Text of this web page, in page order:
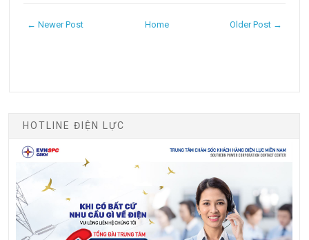
← Newer Post Older Post →
Home
HOTLINE ĐIỆN LỰC